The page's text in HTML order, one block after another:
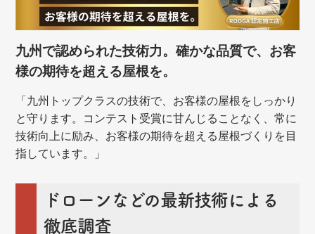
九州で認められた技術力。確かな品質で、お客
様の期待を超える屋根を。
「九州トップクラスの技術で、お客様の屋根をしっかり
と守ります。コンテスト受賞に甘んじることなく、常に
技術向上に励み、お客様の期待を超える屋根づくりを目
指しています。」
ドローンなどの最新技術による
徹底調査